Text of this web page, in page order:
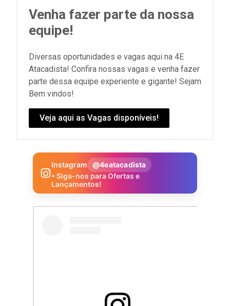
Venha fazer parte da nossa
equipe!
Diversas oportunidades e vagas aqui na 4E
Atacadista! Confira nossas vagas e venha fazer
parte dessa equipe experiente e gigante! Sejam
Bem vindos!
Veja aqui as Vagas disponíveis!
Instagram
@4eatacadista
• Siga-nos para Ofertas e
Lançamentos!